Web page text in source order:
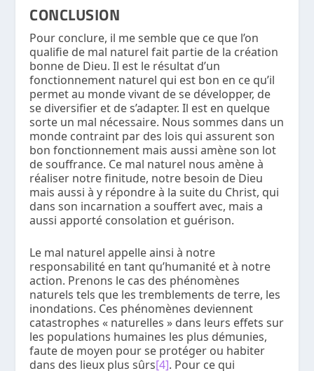
CONCLUSION
Pour conclure, il me semble que ce que l’on
qualifie de mal naturel fait partie de la création
bonne de Dieu. Il est le résultat d’un
fonctionnement naturel qui est bon en ce qu’il
permet au monde vivant de se développer, de
se diversifier et de s’adapter. Il est en quelque
sorte un mal nécessaire. Nous sommes dans un
monde contraint par des lois qui assurent son
bon fonctionnement mais aussi amène son lot
de souffrance. Ce mal naturel nous amène à
réaliser notre finitude, notre besoin de Dieu
mais aussi à y répondre à la suite du Christ, qui
dans son incarnation a souffert avec, mais a
aussi apporté consolation et guérison.
Le mal naturel appelle ainsi à notre
responsabilité en tant qu’humanité et à notre
action. Prenons le cas des phénomènes
naturels tels que les tremblements de terre, les
inondations. Ces phénomènes deviennent
catastrophes « naturelles » dans leurs effets sur
les populations humaines les plus démunies,
faute de moyen pour se protéger ou habiter
dans des lieux plus sûrs[4]. Pour ce qui